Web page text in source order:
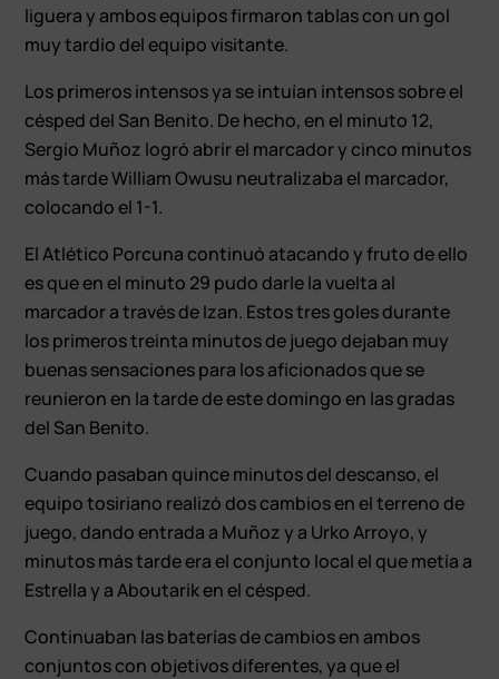
liguera y ambos equipos firmaron tablas con un gol
muy tardío del equipo visitante.
Los primeros intensos ya se intuían intensos sobre el
césped del San Benito. De hecho, en el minuto 12,
Sergio Muñoz logró abrir el marcador y cinco minutos
más tarde William Owusu neutralizaba el marcador,
colocando el 1-1.
El Atlético Porcuna continuó atacando y fruto de ello
es que en el minuto 29 pudo darle la vuelta al
marcador a través de Izan. Estos tres goles durante
los primeros treinta minutos de juego dejaban muy
buenas sensaciones para los aficionados que se
reunieron en la tarde de este domingo en las gradas
del San Benito.
Cuando pasaban quince minutos del descanso, el
equipo tosiriano realizó dos cambios en el terreno de
juego, dando entrada a Muñoz y a Urko Arroyo, y
minutos más tarde era el conjunto local el que metía a
Estrella y a Aboutarik en el césped.
Continuaban las baterías de cambios en ambos
conjuntos con objetivos diferentes, ya que el